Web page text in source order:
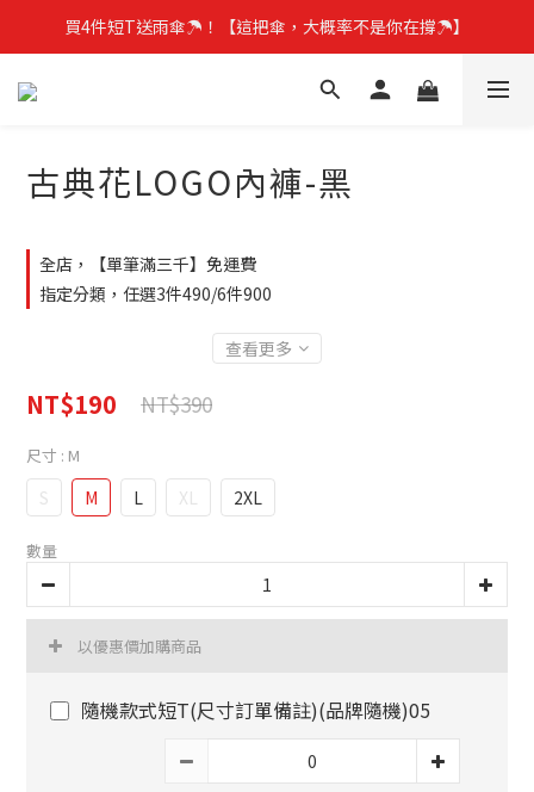
買4件短T送雨傘☂️！【這把傘，大概率不是你在撐☂️】
古典花LOGO內褲-黑
全店，【單筆滿三千】免運費
指定分類，任選3件490/6件900
查看更多
NT$190 NT$390
尺寸 : M
S M L XL 2XL
數量
以優惠價加購商品
隨機款式短T(尺寸訂單備註)(品牌隨機)05